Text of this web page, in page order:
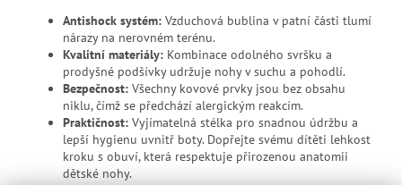
Antishock systém: Vzduchová bublina v patní části tlumí
nárazy na nerovném terénu.
Kvalitní materiály: Kombinace odolného svršku a
prodyšné podšívky udržuje nohy v suchu a pohodlí.
Bezpečnost: Všechny kovové prvky jsou bez obsahu
niklu, čímž se předchází alergickým reakcím.
Praktičnost: Vyjímatelná stélka pro snadnou údržbu a
lepší hygienu uvnitř boty. Dopřejte svému dítěti lehkost
kroku s obuví, která respektuje přirozenou anatomii
dětské nohy.